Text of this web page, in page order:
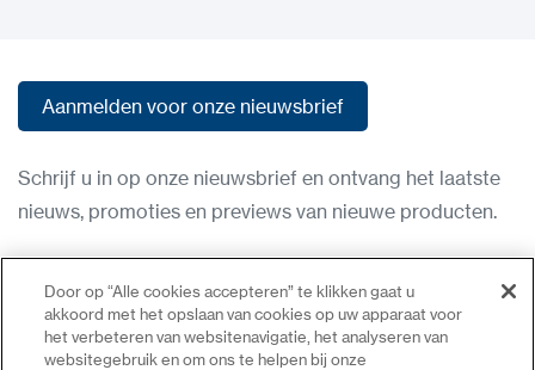
Aanmelden voor onze nieuwsbrief
Schrijf u in op onze nieuwsbrief en ontvang het laatste
nieuws, promoties en previews van nieuwe producten.
Gebruiksvoorwaarden
Privacybeleid
Neem contact op
Door op “Alle cookies accepteren” te klikken gaat u
akkoord met het opslaan van cookies op uw apparaat voor
het verbeteren van websitenavigatie, het analyseren van
websitegebruik en om ons te helpen bij onze